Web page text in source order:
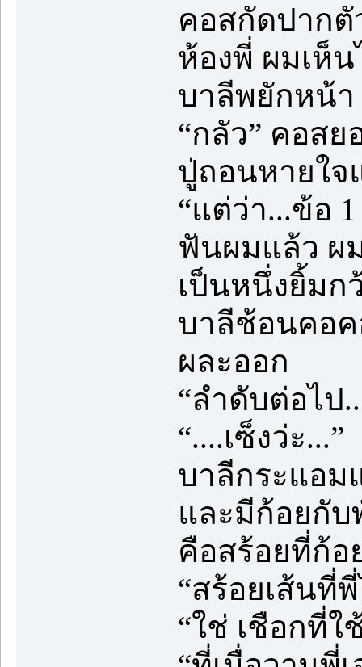
คอสกัดปากตั
ห้องพี่ ผมเห็
บาลีพยักหน้า
“กลัว” คอส
ปู่ถอนหายใจ
“แต่ว่า...ข้อ
ฟันผมแล้ว ผ
เป็นหนึ่งยิ้มก
บาลีช้อนคอค
ผละออก
“ลำดับต่อไป
“....เซ็งว่ะ...”
บาลีกระแอม
และมีก้อยกับ
คือสร้อยที่ก้อ
“สร้อยเส้นที่
“ใช่ เชือกที่